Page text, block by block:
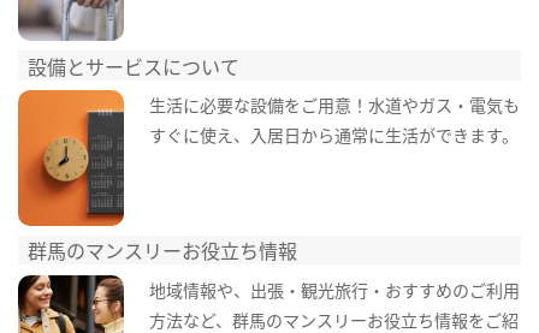
設備とサービスについて
生活に必要な設備をご用意！水道やガス・電気も
すぐに使え、入居日から通常に生活ができます。
群馬のマンスリーお役立ち情報
地域情報や、出張・観光旅行・おすすめのご利用
方法など、群馬のマンスリーお役立ち情報をご紹